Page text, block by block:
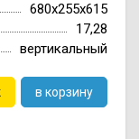
680x255x615
17,28
вертикальный
в корзину